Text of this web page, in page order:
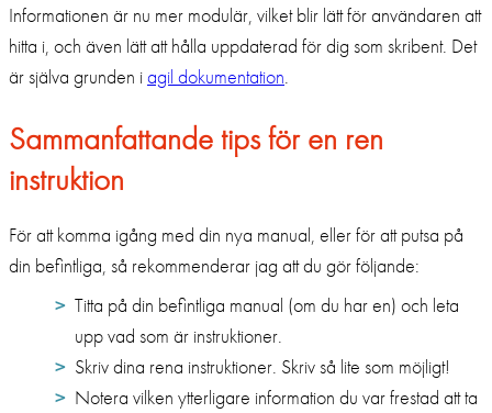
Informationen är nu mer modulär, vilket blir lätt för användaren att
hitta i, och även lätt att hålla uppdaterad för dig som skribent. Det
är själva grunden iagil dokumentation.
Sammanfattande tips för en ren
instruktion
För att komma igång med din nya manual, eller för att putsa på
din befintliga, så rekommenderar jag att du gör följande:
Titta på din befintliga manual (om du har en) och leta
upp vad som är instruktioner.
Skriv dina rena instruktioner. Skriv så lite som möjligt!
Notera vilken ytterligare information du var frestad att ta